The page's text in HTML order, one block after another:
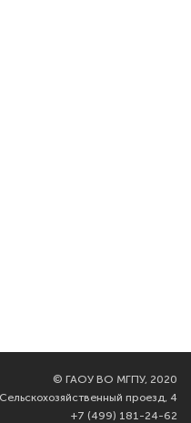
© ГАОУ ВО МГПУ, 2020
проезд, 4
+7 (499) 181-24-62